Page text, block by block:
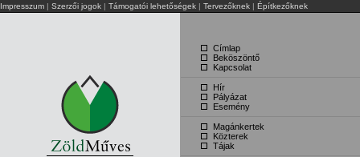
Impresszum | Szerzői jogok | Támogatói lehetőségek | Tervezőknek | Építkezőknek
Címlap
Beköszöntő
Kapcsolat
Hír
Pályázat
Esemény
Magánkertek
Közterek
Tájak